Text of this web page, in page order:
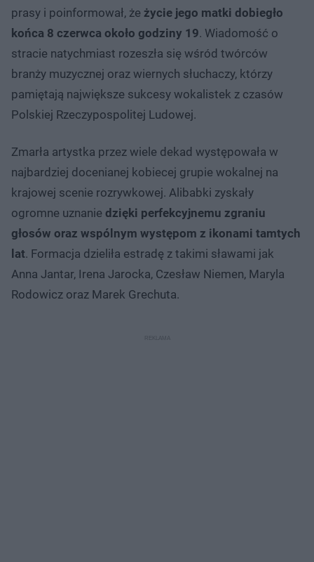
prasy i poinformował, że życie jego matki dobiegło
końca 8 czerwca około godziny 19. Wiadomość o
stracie natychmiast rozeszła się wśród twórców
branży muzycznej oraz wiernych słuchaczy, którzy
pamiętają największe sukcesy wokalistek z czasów
Polskiej Rzeczypospolitej Ludowej.
Zmarła artystka przez wiele dekad występowała w
najbardziej docenianej kobiecej grupie wokalnej na
krajowej scenie rozrywkowej. Alibabki zyskały
ogromne uznanie dzięki perfekcyjnemu zgraniu
głosów oraz wspólnym występom z ikonami tamtych
lat. Formacja dzieliła estradę z takimi sławami jak
Anna Jantar, Irena Jarocka, Czesław Niemen, Maryla
Rodowicz oraz Marek Grechuta.